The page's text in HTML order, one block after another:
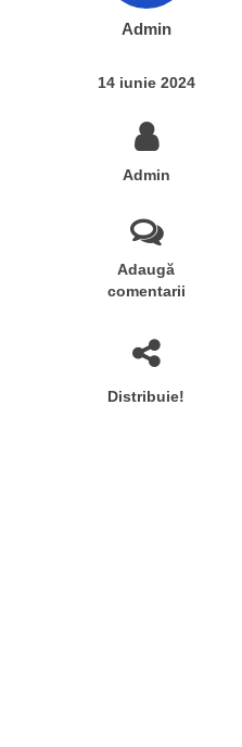
Admin
14 iunie 2024
Admin
Adaugă
comentarii
Distribuie!